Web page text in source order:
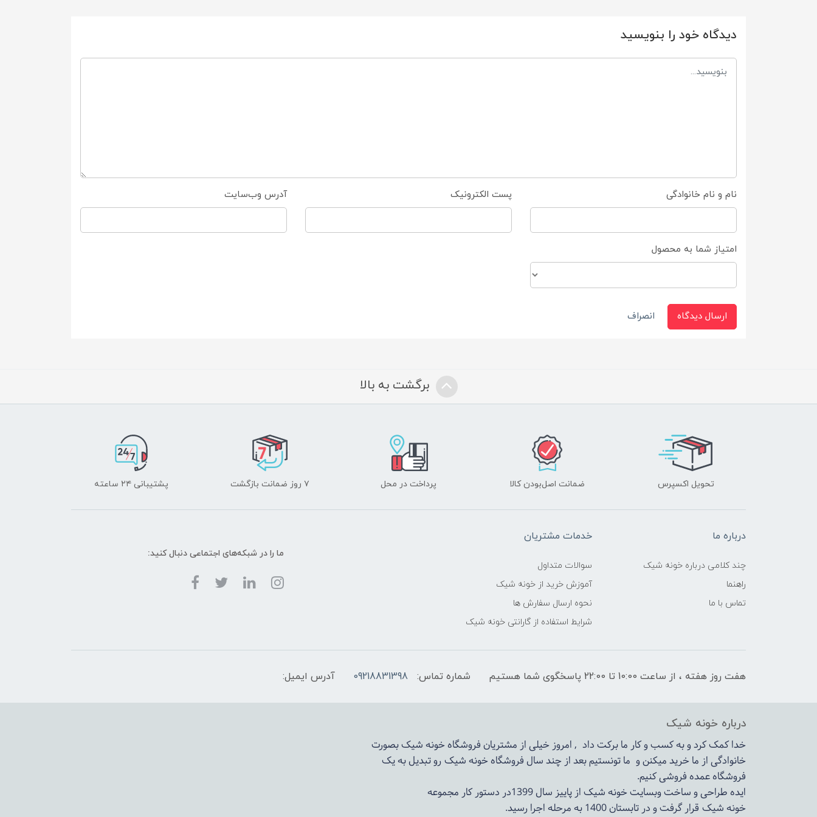
دیدگاه خود را بنویسید
نام و نام خانوادگی پست الکترونیک آدرس وب‌سایت
امتیاز شما به محصول
ارسال دیدگاه انصراف
برگشت به بالا
تحویل اکسپرس ضمانت اصل‌بودن کالا پرداخت در محل ۷ روز ضمانت بازگشت پشتیبانی ۲۴ ساعته
درباره ما
چند کلامی درباره خونه شیک
راهنما
تماس با ما
خدمات مشتریان
سوالات متداول
آموزش خرید از خونه شیک
نحوه ارسال سفارش ها
شرایط استفاده از گارانتی خونه شیک
ما را در شبکه‌های اجتماعی دنبال کنید:
هفت روز هفته ، از ساعت 10:00 تا 22:00 پاسخگوی شما هستیم شماره تماس: 09218831398 آدرس ایمیل:
درباره خونه شیک
خدا کمک کرد و به کسب و کار ما برکت داد , امروز خیلی از مشتریان فروشگاه خونه شیک بصورت
خانوادگی از ما خرید میکنن و ما تونستیم بعد از چند سال فروشگاهخونه شیکرو تبدیل به یک
فروشگاه عمده فروشی کنیم.
ایده طراحی و ساخت وبسایت خونه شیک از پاییز سال 1399در دستور کار مجموعه
خونه شیک قرار گرفت و در تابستان 1400 به مرحله اجرا رسید.